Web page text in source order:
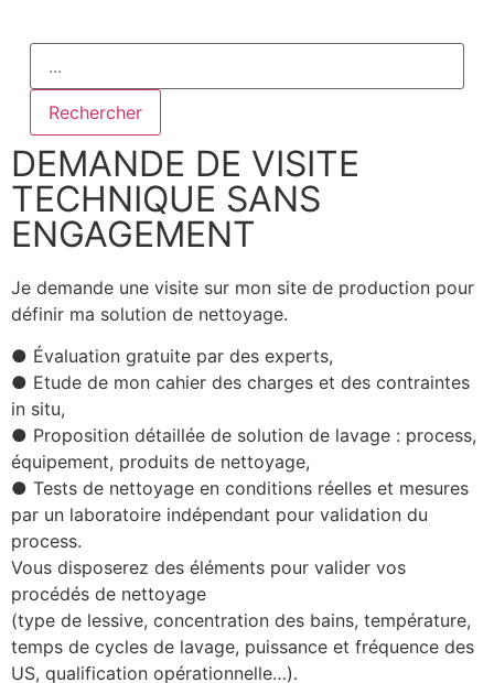
Rechercher
DEMANDE DE VISITE
TECHNIQUE SANS
ENGAGEMENT
Je demande une visite sur mon site de production pour
définir ma solution de nettoyage.
● Évaluation gratuite par des experts,
● Etude de mon cahier des charges et des contraintes
in situ,
● Proposition détaillée de solution de lavage : process,
équipement, produits de nettoyage,
● Tests de nettoyage en conditions réelles et mesures
par un laboratoire indépendant pour validation du
process.
Vous disposerez des éléments pour valider vos
procédés de nettoyage
(type de lessive, concentration des bains, température,
temps de cycles de lavage, puissance et fréquence des
US, qualification opérationnelle…).